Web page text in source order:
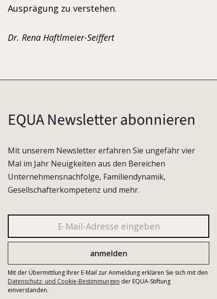
Ausprägung zu verstehen.
Dr. Rena Haftlmeier-Seiffert
EQUA Newsletter abonnieren
Mit unserem Newsletter erfahren Sie ungefähr vier
Mal im Jahr Neuigkeiten aus den Bereichen
Unternehmensnachfolge, Familiendynamik,
Gesellschafterkompetenz und mehr.
Mit der Übermittlung Ihrer E-Mail zur Anmeldung erklären Sie sich mit den
Datenschutz- und Cookie-Bestimmungen der EQUA-Stiftung
einverstanden.